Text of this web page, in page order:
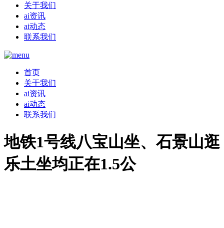
关于我们
ai资讯
ai动态
联系我们
首页
关于我们
ai资讯
ai动态
联系我们
地铁1号线八宝山坐、石景山逛
乐土坐均正在1.5公